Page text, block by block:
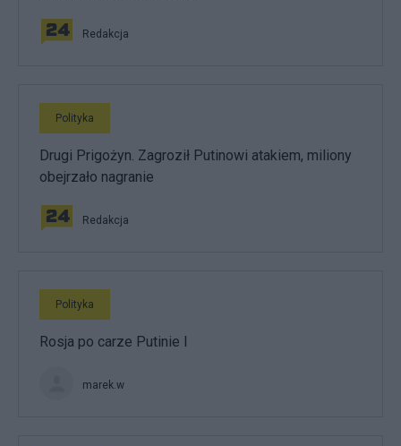
Redakcja
Polityka
Drugi Prigożyn. Zagroził Putinowi atakiem, miliony
obejrzało nagranie
Redakcja
Polityka
Rosja po carze Putinie I
marek.w